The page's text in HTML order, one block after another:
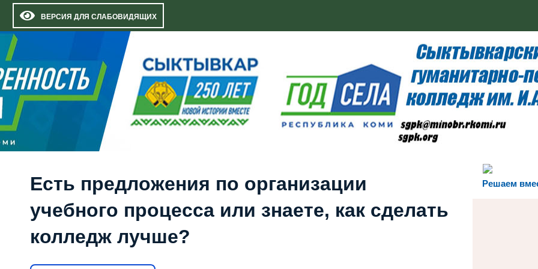
ВЕРСИЯ ДЛЯ СЛАБОВИДЯЩИХ
Решаем
Есть предложения по организации
учебного процесса или знаете, как сделать
колледж лучше?